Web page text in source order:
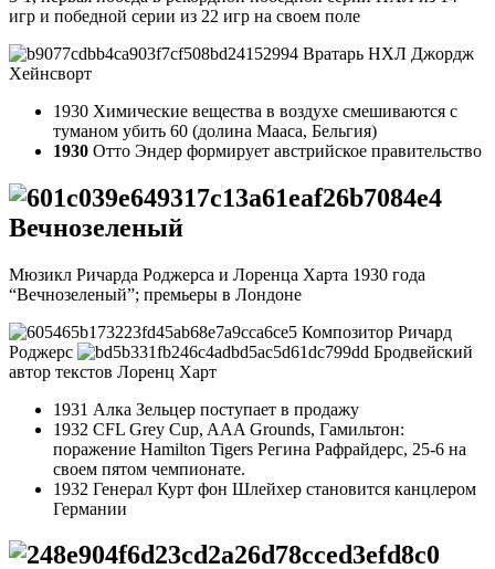
игр и победной серии из 22 игр на своем поле
Вратарь НХЛ Джордж
Хейнсворт
1930 Химические вещества в воздухе смешиваются с
туманом убить 60 (долина Мааса, Бельгия)
1930 Отто Эндер формирует австрийское правительство
Вечнозеленый
Мюзикл Ричарда Роджерса и Лоренца Харта 1930 года
“Вечнозеленый”; премьеры в Лондоне
Композитор Ричард
Роджерс
Бродвейский
автор текстов Лоренц Харт
1931 Алка Зельцер поступает в продажу
1932 CFL Grey Cup, AAA Grounds, Гамильтон:
поражение Hamilton Tigers Регина Рафрайдерс, 25-6 на
своем пятом чемпионате.
1932 Генерал Курт фон Шлейхер становится канцлером
Германии